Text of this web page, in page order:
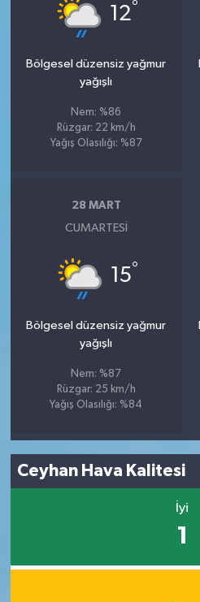
12°
Bölgesel düzensiz yağmur
yağışlı
Nem: %86
Rüzgar: 22 km/h
Yağış Olasılığı: %87
28 MART
CUMARTESI
15°
Bölgesel düzensiz yağmur
yağışlı
Nem: %87
Rüzgar: 25 km/h
Yağış Olasılığı: %84
Ceyhan Hava Kalitesi
İyi
1